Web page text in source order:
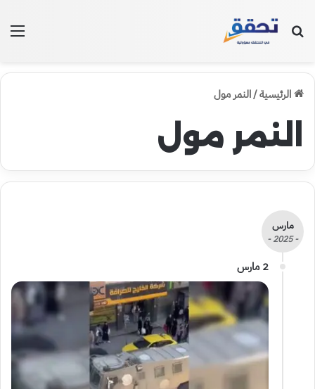
بحث عن
الرئيسية/النمر مول
النمر مول
مارس
- 2025 -
2 مارس